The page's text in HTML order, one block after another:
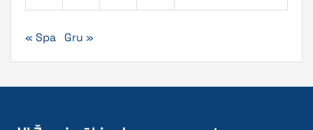
« Spa Gru »